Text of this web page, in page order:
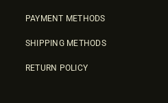
PAYMENT METHODS
SHIPPING METHODS
RETURN POLICY